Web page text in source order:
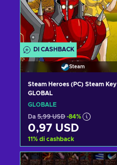
DI CASHBACK
Steam
Steam Heroes (PC) Steam Key
GLOBAL
GLOBALE
Da 5,99 USD -84%
0,97 USD
11% di cashback
Aggiungi al carrello